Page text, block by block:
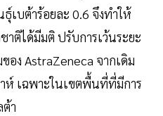
เบต้าร้อยละ 0.6 จึงทำให้
ติได้มีมติ ปรับการเว้นระยะ
อง AstraZeneca จากเดิม
เฉพาะในเขตพื้นที่ที่มีการ
า